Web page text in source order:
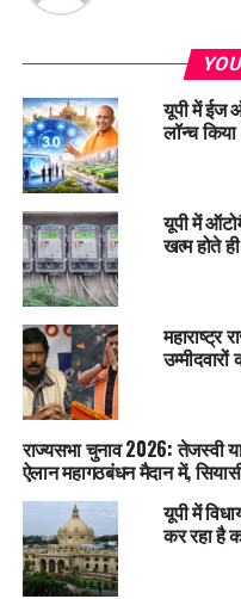
यूपी में ईज
लॉन्च किया
यूपी में
खत्म होते
महाराष्ट्र
राज्यसभा चुनाव 2026: तेजस्वी
ऐलान महागठबंधन मैदान में,
यूपी में
कर रहा है